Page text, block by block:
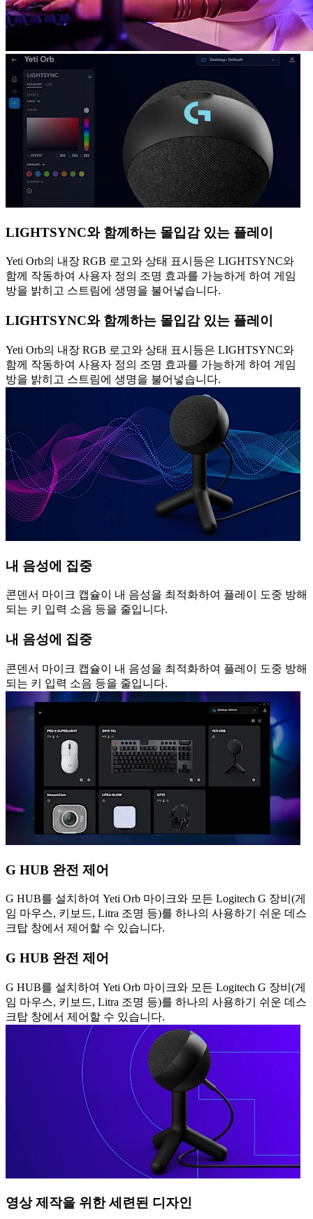
LIGHTSYNC와 함께하는 몰입감 있는 플레이
Yeti Orb의 내장 RGB 로고와 상태 표시등은 LIGHTSYNC와
함께 작동하여 사용자 정의 조명 효과를 가능하게 하여 게임
방을 밝히고 스트림에 생명을 불어넣습니다.
LIGHTSYNC와 함께하는 몰입감 있는 플레이
Yeti Orb의 내장 RGB 로고와 상태 표시등은 LIGHTSYNC와
함께 작동하여 사용자 정의 조명 효과를 가능하게 하여 게임
방을 밝히고 스트림에 생명을 불어넣습니다.
내 음성에 집중
콘덴서 마이크 캡슐이 내 음성을 최적화하여 플레이 도중 방해
되는 키 입력 소음 등을 줄입니다.
내 음성에 집중
콘덴서 마이크 캡슐이 내 음성을 최적화하여 플레이 도중 방해
되는 키 입력 소음 등을 줄입니다.
G HUB 완전 제어
G HUB를 설치하여 Yeti Orb 마이크와 모든 Logitech G 장비(게
임 마우스, 키보드, Litra 조명 등)를 하나의 사용하기 쉬운 데스
크탑 창에서 제어할 수 있습니다.
G HUB 완전 제어
G HUB를 설치하여 Yeti Orb 마이크와 모든 Logitech G 장비(게
임 마우스, 키보드, Litra 조명 등)를 하나의 사용하기 쉬운 데스
크탑 창에서 제어할 수 있습니다.
영상 제작을 위한 세련된 디자인